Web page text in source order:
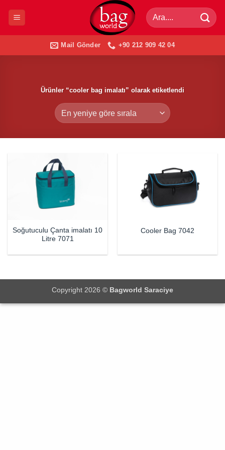
Ara:
Mail Gönder +90 212 909 42 04
Ürünler “cooler bag imalatı” olarak etiketlendi
Soğutuculu Çanta imalatı 10
Litre 7071
Cooler Bag 7042
Copyright 2026 © Bagworld Saraciye